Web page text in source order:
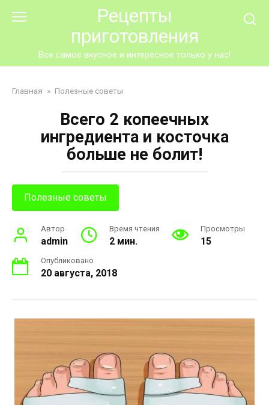
Рецепты
приготовления
Все самое вкусное и интересное только у нас!
Главная » Полезные советы
Всего 2 копеечных
ингредиента и косточка
больше не болит!
Полезные советы
Автор
admin
Время чтения
2 мин.
Просмотры
15
Опубликовано
20 августа, 2018